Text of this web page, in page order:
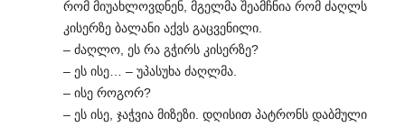
რომ მიუახლოვდნენ, მგელმა შეამჩნია რომ ძაღლს
კისერზე ბალანი აქვს გაცვენილი.
– ძაღლო, ეს რა გჭირს კისერზე?
– ეს ისე… – უპასუხა ძაღლმა.
– ისე როგორ?
– ეს ისე, ჯაჭვია მიზეზი. დღისით პატრონს დაბმული